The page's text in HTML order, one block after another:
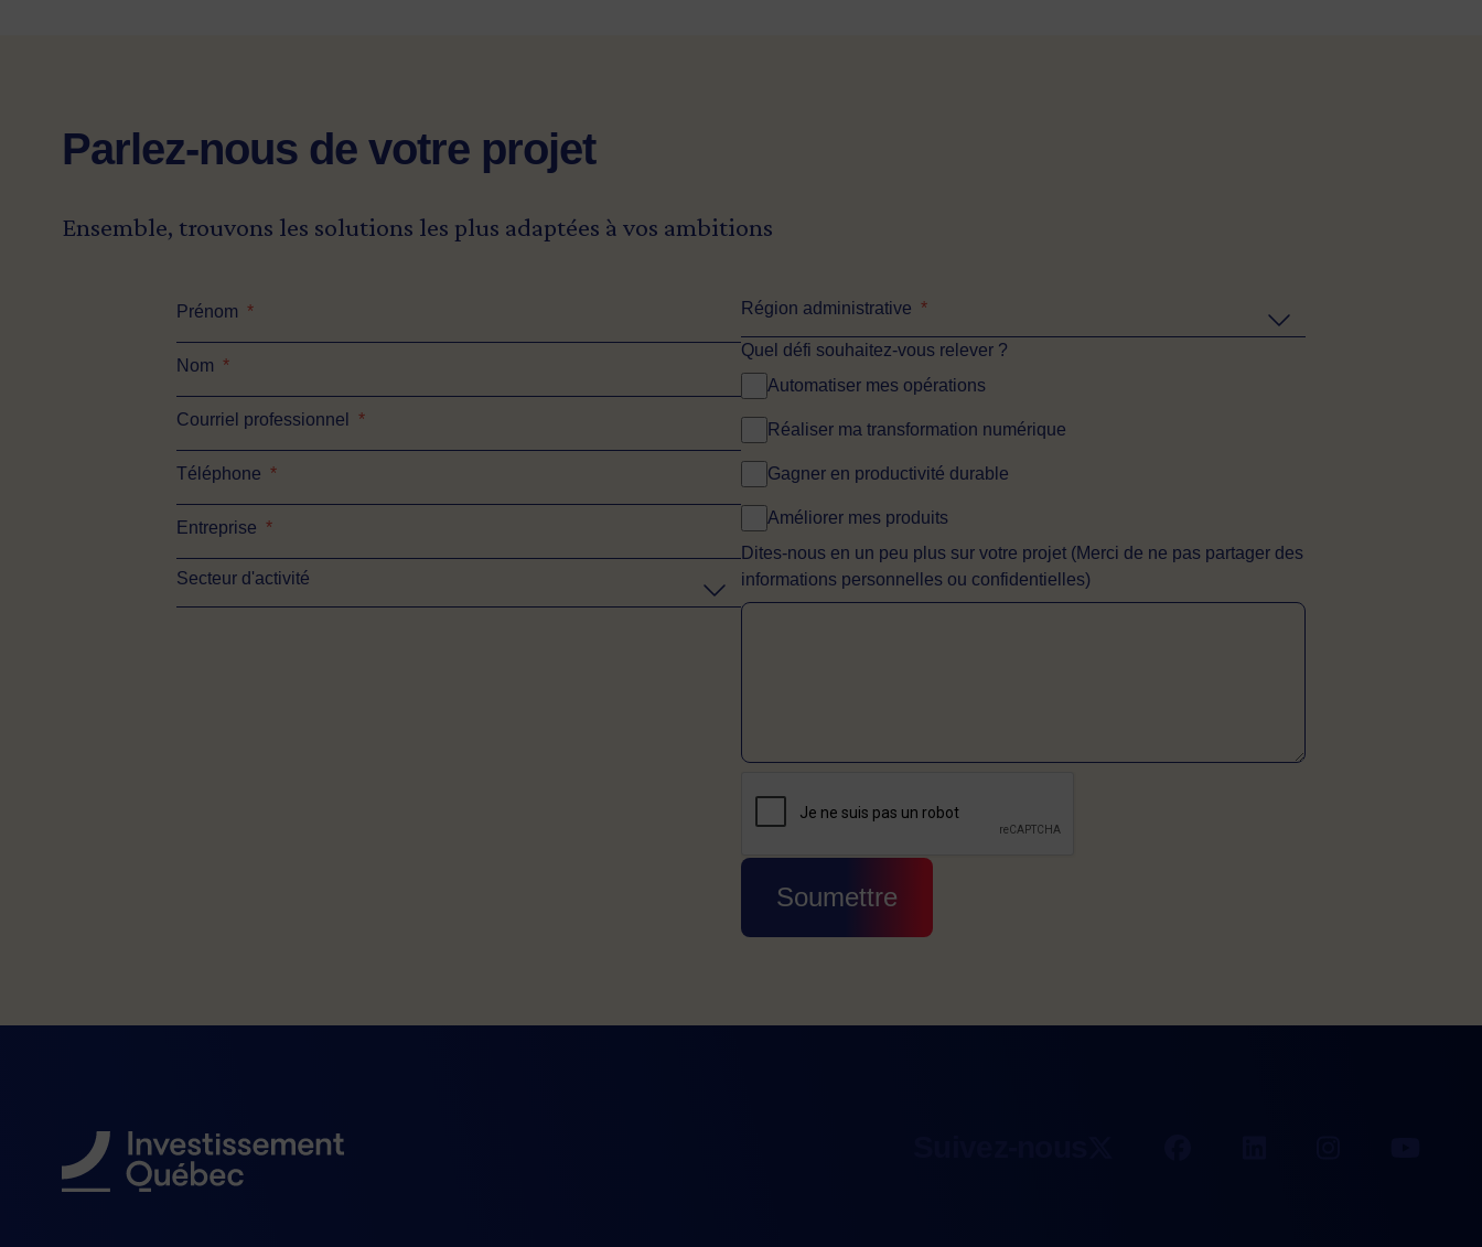
Parlez-nous de votre projet
Ensemble, trouvons les solutions les plus adaptées à vos ambitions
Prénom *
Nom *
Courriel professionnel *
Téléphone *
Entreprise *
Secteur d'activité
Région administrative *
Quel défi souhaitez-vous relever ?
Automatiser mes opérations
Réaliser ma transformation numérique
Gagner en productivité durable
Améliorer mes produits
Dites-nous en un peu plus sur votre projet (Merci de ne pas partager des
informations personnelles ou confidentielles)
Cette question sert à vérifier si vous êtes un visiteur humain ou
Soumettre